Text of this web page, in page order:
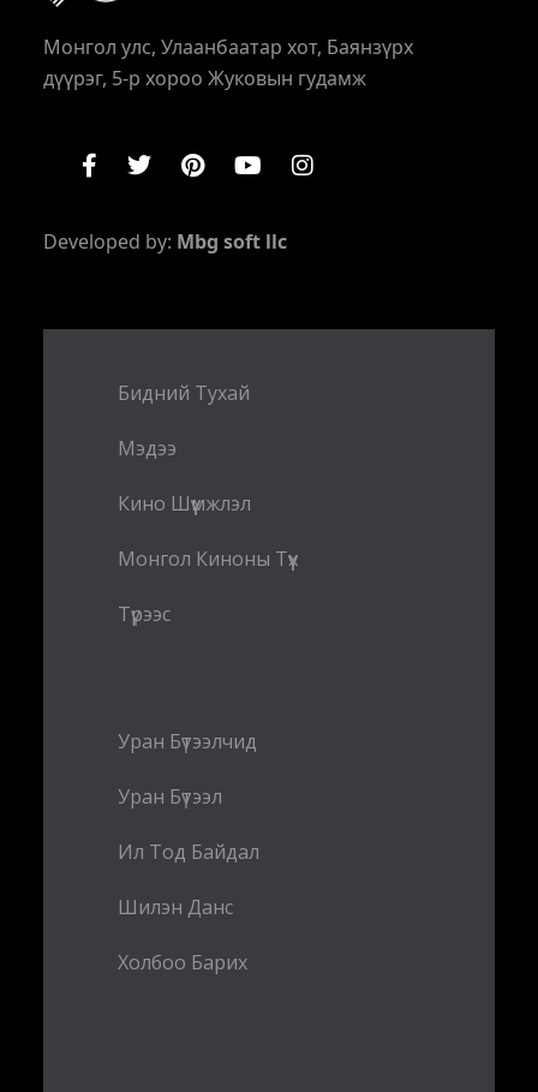
Монгол улс, Улаанбаатар хот, Баянзүрх
дүүрэг, 5-р хороо Жуковын гудамж
Developed by: Mbg soft llc
Бидний Тухай
Мэдээ
Кино Шүүмжлэл
Монгол Киноны Түүх
Түрээс
Уран Бүтээлчид
Уран Бүтээл
Ил Тод Байдал
Шилэн Данс
Холбоо Барих